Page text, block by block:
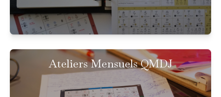
Ateliers Mensuels QMDJ